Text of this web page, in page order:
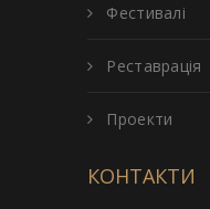
Фестивалі
Реставрація
Проекти
КОНТАКТИ